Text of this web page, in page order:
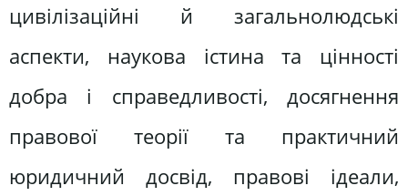
цивілізаційні й загальнолюдські
аспекти, наукова істина та цінності
добра і справедливості, досягнення
правової теорії та практичний
юридичний досвід, правові ідеали,